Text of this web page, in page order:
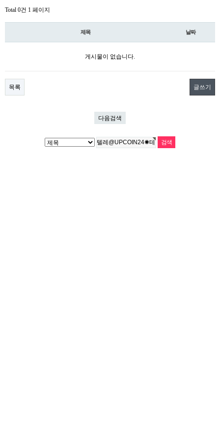
Total 0건 1 페이지
제목 날짜
게시물이 없습니다.
목록 글쓰기
다음검색